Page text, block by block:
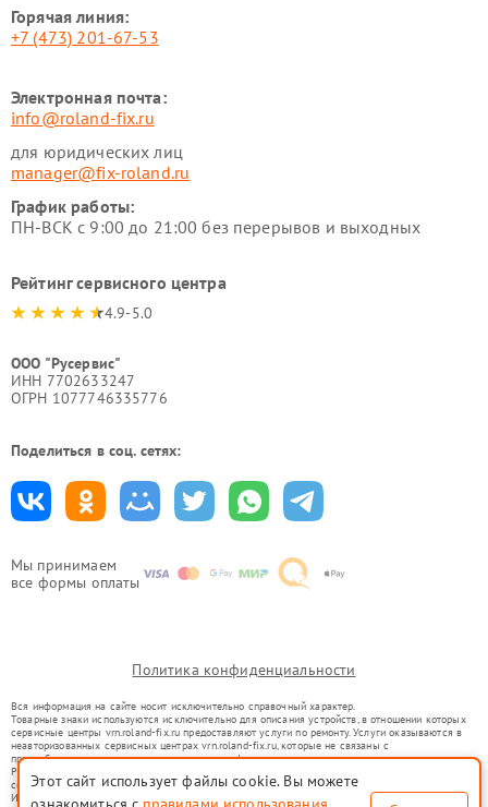
Мы принимаем
все формы оплаты
Горячая линия:
+7 (473) 201-67-53
Электронная почта:
info@roland-fix.ru
для юридических лиц
manager@fix-roland.ru
График работы:
ПН-ВСК с 9:00 до 21:00 без перерывов и выходных
Рейтинг сервисного центра
4.9-5.0
ООО "Русервис"
ИНН 7702633247
ОГРН 1077746335776
Поделиться в соц. сетях:
Политика конфиденциальности
Вся информация на сайте носит исключительно справочный характер.
Товарные знаки используются исключительно для описания устройств, в отношении которых
сервисные центры vrn.roland-fix.ru предоставляют услуги по ремонту. Услуги оказываются в
неавторизованных сервисных центрах vrn.roland-fix.ru, которые не связаны с
правообладателями товарных знаков или их официальными представителями.
Ремонт осуществляется для устройств, уже введенных в гражданский оборот в соответствии
со статьей 1487 ГК РФ.
Использование товарных знаков не преследует цели индивидуализации услуг или введения
Этот сайт использует файлы cookie. Вы можете